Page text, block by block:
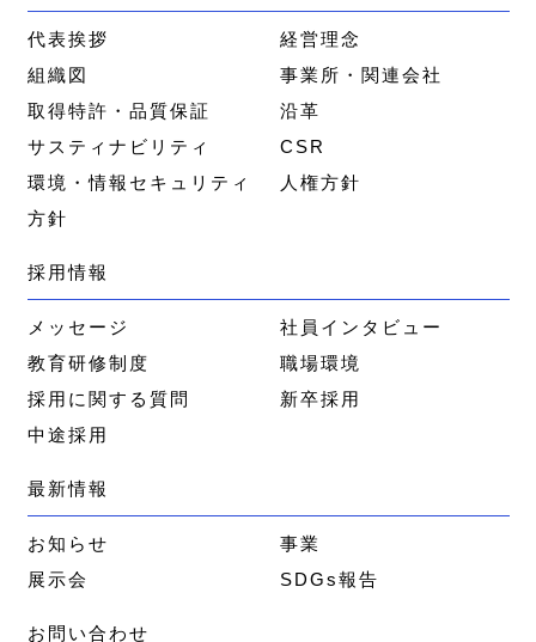
代表挨拶
経営理念
組織図
事業所・関連会社
取得特許・品質保証
沿革
サスティナビリティ
CSR
環境・情報セキュリティ
方針
人権方針
採用情報
メッセージ
社員インタビュー
教育研修制度
職場環境
採用に関する質問
新卒採用
中途採用
最新情報
お知らせ
事業
展示会
SDGs報告
お問い合わせ